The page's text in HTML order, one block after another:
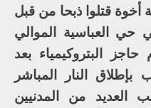
قتلوا ذبحا من قبل
حي العباسية الموالي
قام حاجز البتروكيمياء بعد
بإطلاق النار المباشر
العديد من المدنيين